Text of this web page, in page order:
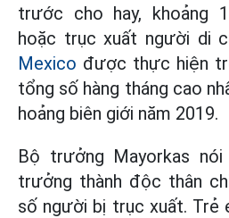
trước cho hay, khoảng
hoặc trục xuất người di
Mexico được thực hiện
tổng số hàng tháng cao
hoảng biên giới năm 2019.
Bộ trưởng Mayorkas nói
trưởng thành độc thân
số người bị trục xuất. Trẻ